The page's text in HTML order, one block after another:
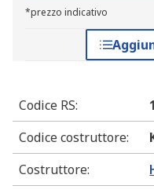
*prezzo indicativo
Codice RS:
Codice costruttore:
Costruttore: